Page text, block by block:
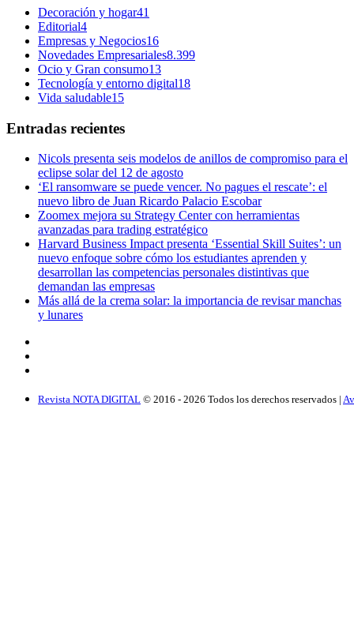
Decoración y hogar41
Editorial4
Empresas y Negocios16
Novedades Empresariales8.399
Ocio y Gran consumo13
Tecnología y entorno digital18
Vida saludable15
Entradas recientes
Nicols presenta seis modelos de anillos de compromiso para el
eclipse solar del 12 de agosto
‘El ransomware se puede vencer. No pagues el rescate’: el
nuevo libro de Juan Ricardo Palacio Escobar
Zoomex mejora su Strategy Center con herramientas
avanzadas para trading estratégico
Harvard Business Impact presenta ‘Essential Skill Suites’: un
nuevo enfoque sobre cómo los estudiantes aprenden y
desarrollan las competencias personales distintivas que
demandan las empresas
Más allá de la crema solar: la importancia de revisar manchas
y lunares
Revista NOTA DIGITAL © 2016 - 2026 Todos los derechos reservados |